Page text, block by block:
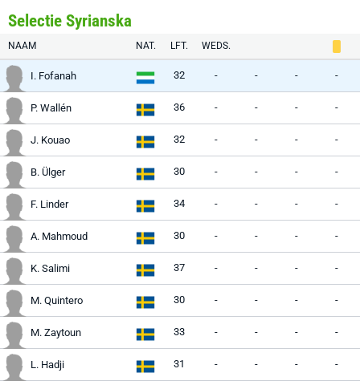
Selectie Syrianska
NAAM NAT. LFT. WEDS.
I. Fofanah 32 - - - -
P. Wallén 36 - - - -
J. Kouao 32 - - - -
B. Ülger 30 - - - -
F. Linder 34 - - - -
A. Mahmoud 30 - - - -
K. Salimi 37 - - - -
M. Quintero 30 - - - -
M. Zaytoun 33 - - - -
L. Hadji 31 - - - -